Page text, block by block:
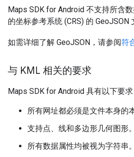
Maps SDK for Android 不支持所含
的坐标参考系统 (CRS) 的 GeoJSON
如需详细了解 GeoJSON，请参阅符
与 KML 相关的要求
Maps SDK for Android 具有以下要求
所有网址都必须是文件本身的
支持点、线和多边形几何图形。
所有数据属性均被视为字符串。